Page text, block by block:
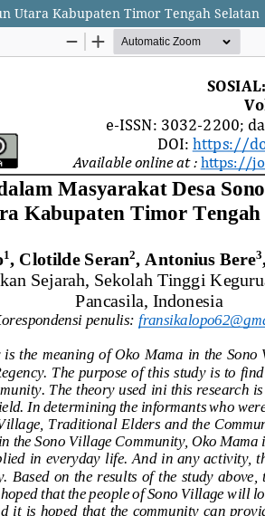
Utara Kabupaten Timor Tengah Selatan